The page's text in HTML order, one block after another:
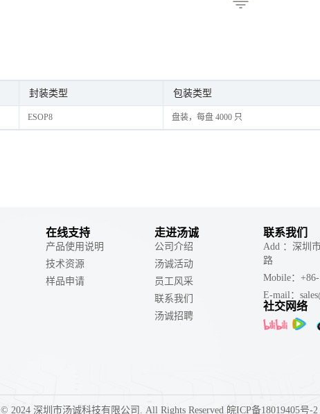
封装类型 包装类型
ESOP8 盘装，每盘 4000 只
在线支持
产品使用说明
技术资源
样品申请
走进汤诚
公司介绍
汤诚活动
员工风采
联系我们
汤诚招聘
联系我们
Add ：深圳
路
Mobile：
E-mail：
社交网络
2024 深圳市汤诚科技有限公司. All Rights Reserved 皖ICP备18019405号-2